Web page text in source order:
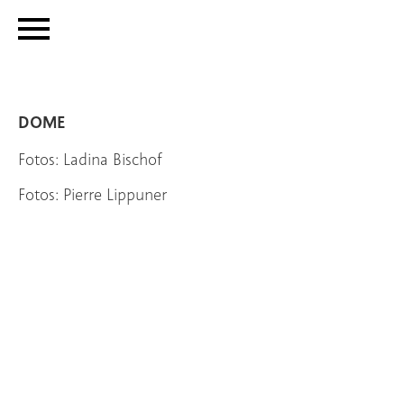
DOME
Fotos: Ladina Bischof
Fotos: Pierre Lippuner